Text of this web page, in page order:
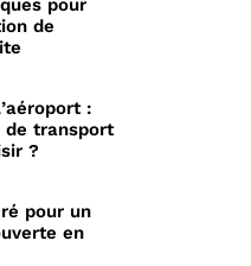
de
:
de transport
?
pour un
en